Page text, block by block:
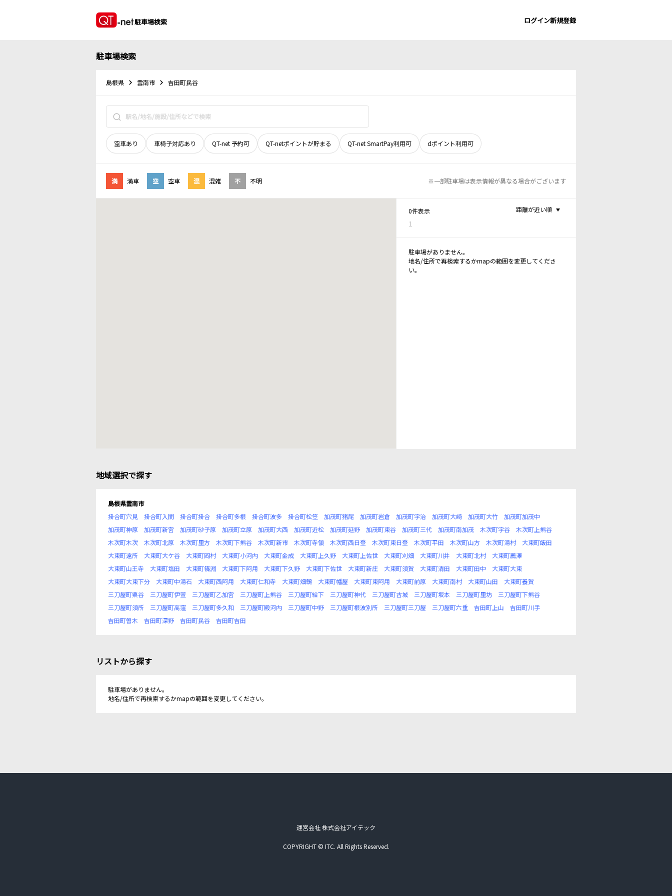
駐車場検索 ログイン新規登録
駐車場検索
島根県 雲南市 吉田町民谷
空車あり 車椅子対応あり QT-net 予約可 QT-netポイントが貯まる QT-net SmartPay利用可 dポイント利用可
満 満車 空 空車 混 混雑 不 不明 ※一部駐車場は表示情報が異なる場合がございます
0件表示
1
距離が近い順
駐車場がありません。
地名/住所で再検索するかmapの範囲を変更してくださ
い。
地域選択で探す
島根県雲南市
掛合町穴見
掛合町入間 掛合町掛合 掛合町多根 掛合町波多 掛合町松笠 加茂町猪尾 加茂町岩倉 加茂町宇治 加茂町大崎 加茂町大竹
加茂町加茂中
加茂町神原
加茂町新宮 加茂町砂子原 加茂町立原 加茂町大西 加茂町近松 加茂町延野 加茂町東谷 加茂町三代 加茂町南加茂 木次町宇谷
木次町上熊谷
木次町木次
木次町北原 木次町里方 木次町下熊谷 木次町新市 木次町寺領 木次町西日登 木次町東日登 木次町平田 木次町山方 木次町湯村
大東町飯田
大東町遠所
大東町大ケ谷 大東町岡村 大東町小河内 大東町金成 大東町上久野 大東町上佐世 大東町刈畑 大東町川井 大東町北村
大東町薦澤
大東町山王寺
大東町塩田 大東町篠淵 大東町下阿用 大東町下久野 大東町下佐世 大東町新庄 大東町須賀 大東町清田 大東町田中
大東町大東
大東町大東下分
大東町中湯石 大東町西阿用 大東町仁和寺 大東町畑鵯 大東町幡屋 大東町東阿用 大東町前原 大東町南村 大東町山田
大東町養賀
三刀屋町粟谷
三刀屋町伊萱 三刀屋町乙加宮 三刀屋町上熊谷 三刀屋町給下 三刀屋町神代 三刀屋町古城 三刀屋町坂本 三刀屋町里坊
三刀屋町下熊谷
三刀屋町須所
三刀屋町高窪 三刀屋町多久和 三刀屋町殿河内 三刀屋町中野 三刀屋町根波別所 三刀屋町三刀屋 三刀屋町六重 吉田町上山
吉田町川手
吉田町曽木
吉田町深野 吉田町民谷 吉田町吉田
リストから探す
駐車場がありません。
地名/住所で再検索するかmapの範囲を変更してください。
運営会社 株式会社アイテック
COPYRIGHT © ITC. All Rights Reserved.